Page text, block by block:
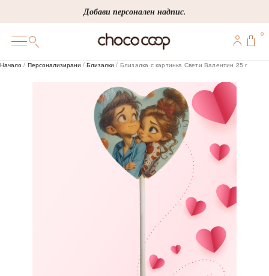
to
content
Добави персонален надпис.
ПЕРСОНАЛИЗИРАНИ
0
Начало / Персонализирани /Близалки / Близалка с картинка Свети Валентин 25 г